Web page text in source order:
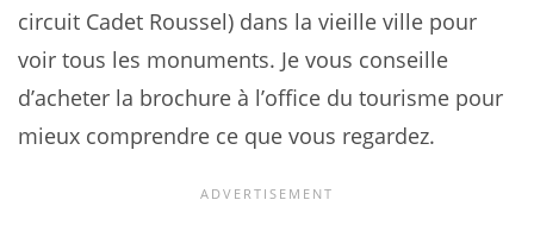
circuit Cadet Roussel) dans la vieille ville pour
voir tous les monuments. Je vous conseille
d’acheter la brochure à l’office du tourisme pour
mieux comprendre ce que vous regardez.